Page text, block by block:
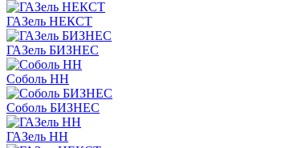
ГАЗель НЕКСТ
ГАЗель БИЗНЕС
Соболь НН
Соболь БИЗНЕС
ГАЗель НН